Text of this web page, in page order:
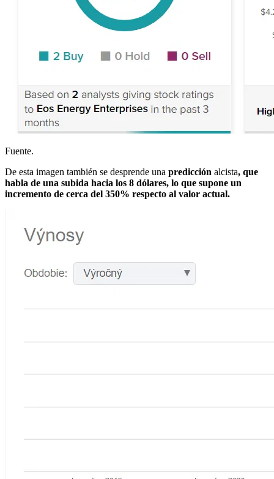
Fuente.
De esta imagen también se desprende una predicción alcista, que
habla de una subida hacia los 8 dólares, lo que supone un
incremento de cerca del 350% respecto al valor actual.